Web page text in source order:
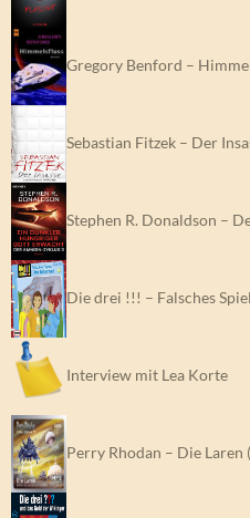
Gregory Benford –
Sebastian Fitzek – Der
Stephen R. Donaldson –
Die drei !!! – Falsches
Interview mit Lea Korte
Perry Rhodan – Die Laren